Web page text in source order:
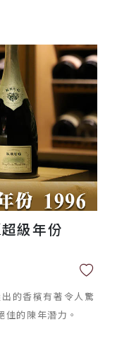
級年份
的香檳有著令人驚
的陳年潛力。